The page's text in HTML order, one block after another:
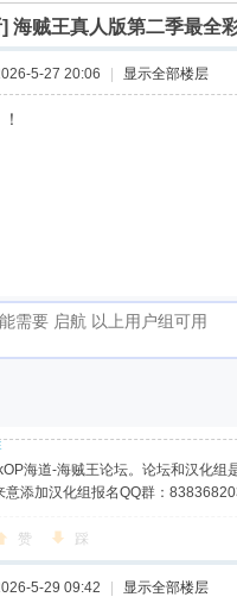
]海贼王真人版第二季最全
5-27 20:06 显示全部楼层
海道-海贼王论坛。论坛和汉化
意添加汉化组报名QQ群：
赞 踩
5-29 09:42 显示全部楼层